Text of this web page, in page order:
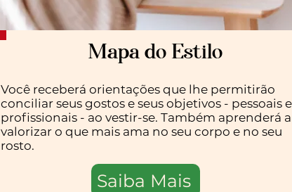
Mapa do Estilo
Você receberá orientações que lhe permitirão
conciliar seus gostos e seus objetivos - pessoais e
profissionais - ao vestir-se. Também aprenderá a
valorizar o que mais ama no seu corpo e no seu
rosto.
Saiba Mais